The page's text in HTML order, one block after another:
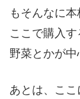
もそんなに
ここで購入
野菜とかが中
あとは、こ